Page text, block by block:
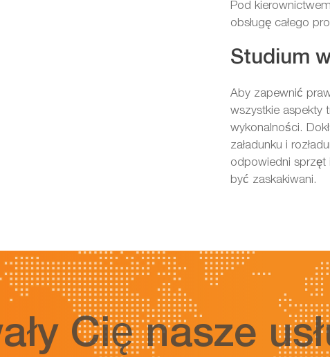
Pod
obsługę całego
Studium
Aby zapewnić
wszystkie aspekty
wykonalności.
załadunku i
odpowiedni sprzęt
być zaskakiwani.
Cię nasze